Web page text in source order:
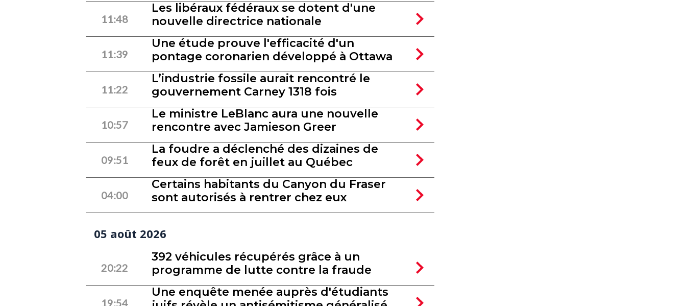
11:48
Les libéraux fédéraux se dotent d'une
nouvelle directrice nationale
11:39
Une étude prouve l'efficacité d'un
pontage coronarien développé à Ottawa
11:22
L’industrie fossile aurait rencontré le
gouvernement Carney 1318 fois
10:57
Le ministre LeBlanc aura une nouvelle
rencontre avec Jamieson Greer
09:51
La foudre a déclenché des dizaines de
feux de forêt en juillet au Québec
04:00
Certains habitants du Canyon du Fraser
sont autorisés à rentrer chez eux
05 août 2026
20:22
392 véhicules récupérés grâce à un
programme de lutte contre la fraude
19:54
Une enquête menée auprès d'étudiants